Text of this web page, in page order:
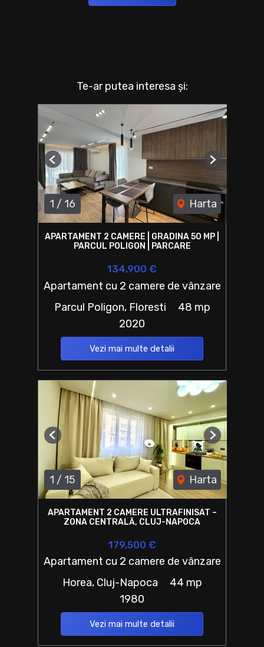
Te-ar putea interesa și:
1 / 16 Harta
Previous Next
APARTAMENT 2 CAMERE | GRADINA 50 MP |
PARCUL POLIGON | PARCARE
134,900 €
Apartament cu 2 camere de vânzare
Parcul Poligon, Floresti
48 mp
2020
Vezi mai multe detalii
1 / 15 Harta
Previous Next
APARTAMENT 2 CAMERE ULTRAFINISAT –
ZONA CENTRALĂ, CLUJ-NAPOCA
179,500 €
Apartament cu 2 camere de vânzare
Horea, Cluj-Napoca
44 mp
1980
Vezi mai multe detalii